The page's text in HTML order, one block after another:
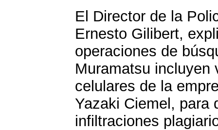
El Director de la
Ernesto Gilibert,
operaciones de
Muramatsu incluyen
celulares de la
Yazaki Ciemel, para
infiltraciones